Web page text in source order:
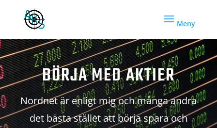
BÖRJA MED AKTIER
Nordnet är enligt mig och många andra
det bästa stället att börja spara och